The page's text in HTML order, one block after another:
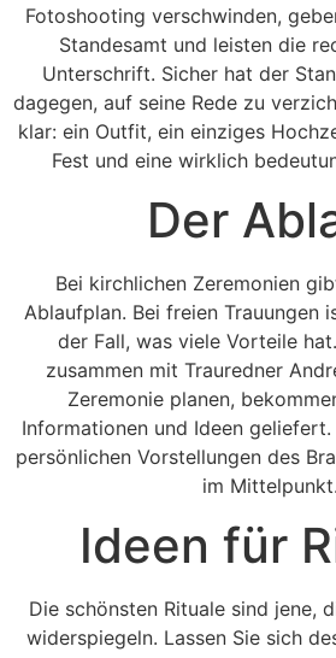
Fotoshooting verschwinden,
Standesamt und leisten die
Unterschrift. Sicher hat der
dagegen, auf seine Rede zu
klar: ein Outfit, ein einziges
Fest und eine wirklich
Der
Bei kirchlichen Zeremonien
Ablaufplan. Bei freien Trauungen
der Fall, was viele Vorteile
zusammen mit Trauredner
Zeremonie planen,
Informationen und Ideen
persönlichen Vorstellungen des
im Mittelpunkt.
Ideen für
Die schönsten Rituale sind jene,
widerspiegeln. Lassen Sie sich